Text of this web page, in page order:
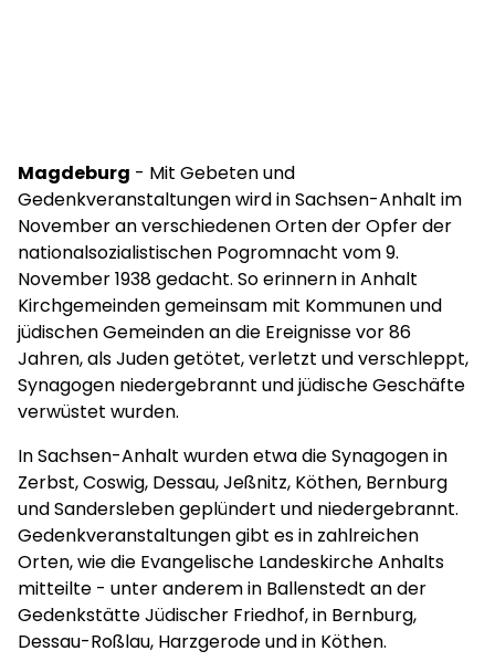
Magdeburg - Mit Gebeten und
Gedenkveranstaltungen wird in Sachsen-Anhalt im
November an verschiedenen Orten der Opfer der
nationalsozialistischen Pogromnacht vom 9.
November 1938 gedacht. So erinnern in Anhalt
Kirchgemeinden gemeinsam mit Kommunen und
jüdischen Gemeinden an die Ereignisse vor 86
Jahren, als Juden getötet, verletzt und verschleppt,
Synagogen niedergebrannt und jüdische Geschäfte
verwüstet wurden.
In Sachsen-Anhalt wurden etwa die Synagogen in
Zerbst, Coswig, Dessau, Jeßnitz, Köthen, Bernburg
und Sandersleben geplündert und niedergebrannt.
Gedenkveranstaltungen gibt es in zahlreichen
Orten, wie die Evangelische Landeskirche Anhalts
mitteilte - unter anderem in Ballenstedt an der
Gedenkstätte Jüdischer Friedhof, in Bernburg,
Dessau-Roßlau, Harzgerode und in Köthen.